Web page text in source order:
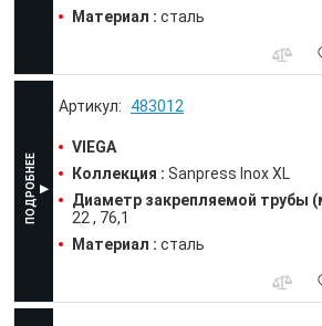
Материал : сталь
483012
VIEGA
Коллекция : Sanpress Inox XL
Диаметр закрепляемой трубы
22
76,1
Материал : сталь